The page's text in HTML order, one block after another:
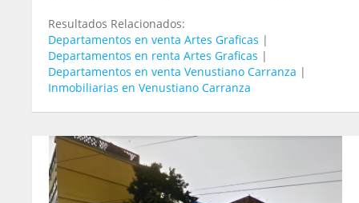
Resultados Relacionados:
Departamentos en venta Artes Graficas |
Departamentos en renta Artes Graficas |
Departamentos en venta Venustiano Carranza |
Inmobiliarias en Venustiano Carranza